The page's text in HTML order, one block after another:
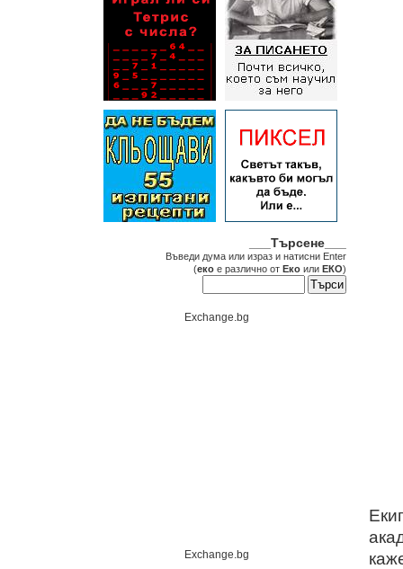
___Търсене___
Въведи дума или израз и натисни Enter
(еко е различно от Еко или ЕКО)
Exchange.bg
Exchange.bg